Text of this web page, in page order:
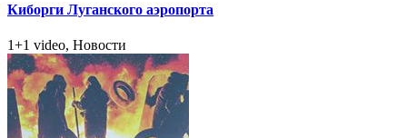
Киборги Луганского аэропорта
1+1 video, Новости